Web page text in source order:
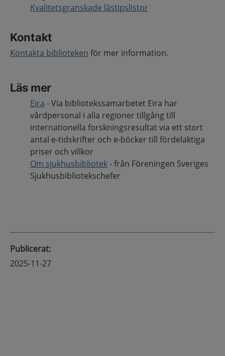
Kvalitetsgranskade lästipslistor
Kontakt
Kontakta biblioteken för mer information.
Läs mer
Eira - Via bibliotekssamarbetet Eira har
vårdpersonal i alla regioner tillgång till
internationella forskningsresultat via ett stort
antal e-tidskrifter och e-böcker till fördelaktiga
priser och villkor
Om sjukhusbibliotek- från Föreningen Sveriges
Sjukhusbibliotekschefer
Publicerat:
2025-11-27